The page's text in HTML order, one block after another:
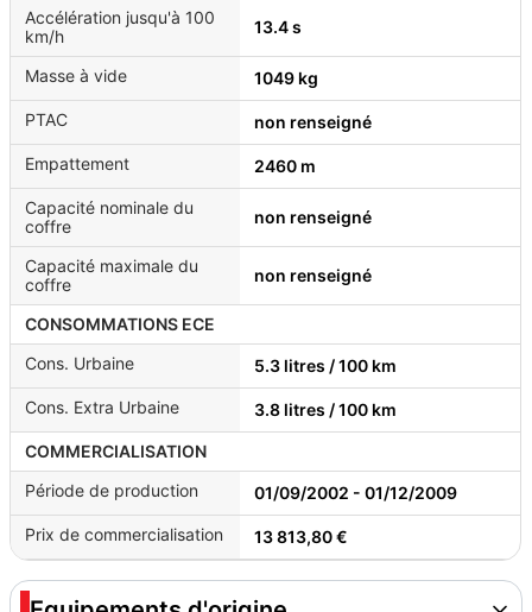
Accélération jusqu'à 100
km/h
13.4 s
Masse à vide 1049 kg
PTAC non renseigné
Empattement 2460 m
Capacité nominale du
coffre
non renseigné
Capacité maximale du
coffre
non renseigné
CONSOMMATIONS ECE
Cons. Urbaine
5.3 litres / 100 km
Cons. Extra Urbaine 3.8 litres / 100 km
COMMERCIALISATION
Période de production
01/09/2002 - 01/12/2009
Prix de commercialisation 13 813,80 €